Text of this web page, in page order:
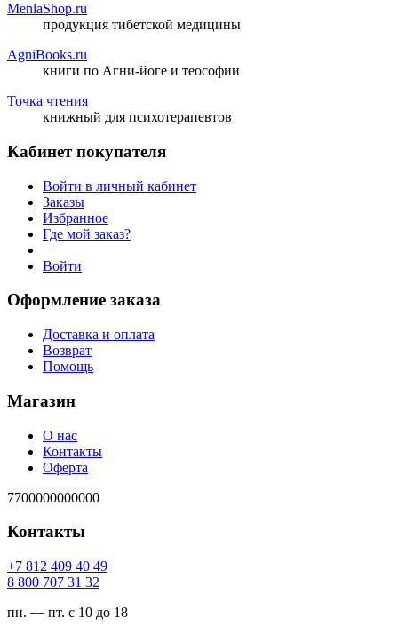
MenlaShop.ru
продукция тибетской медицины
AgniBooks.ru
книги по Агни-йоге и теософии
Точка чтения
книжный для психотерапевтов
Кабинет покупателя
Войти в личный кабинет
Заказы
Избранное
Где мой заказ?
Войти
Оформление заказа
Доставка и оплата
Возврат
Помощь
Магазин
О нас
Контакты
Оферта
7700000000000
Контакты
94 04 904 218 7+
23 13 707 008 8
пн. — пт. с 10 до 18